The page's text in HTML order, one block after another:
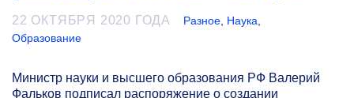
22 ОКТЯБРЯ 2020 ГОДА Разное Наука
Образование
Министр науки и высшего образования РФ Валерий
Фальков подписал распоряжение о создании